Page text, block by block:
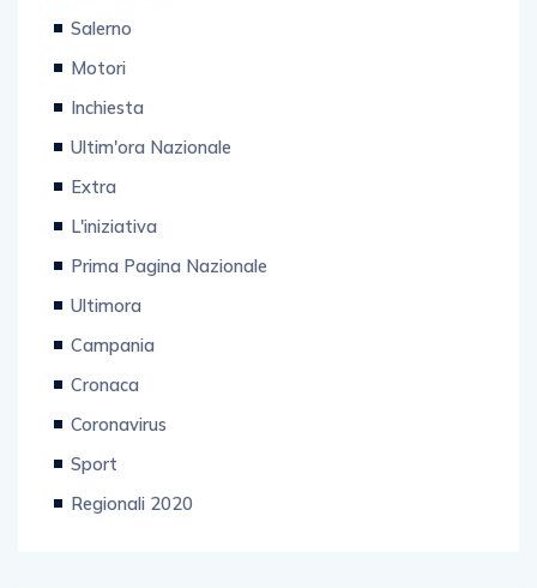
Salerno
Motori
Inchiesta
Ultim'ora Nazionale
Extra
L'iniziativa
Prima Pagina Nazionale
Ultimora
Campania
Cronaca
Coronavirus
Sport
Regionali 2020